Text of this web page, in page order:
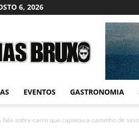
6, 2026
Bruxo
EVENTOS GASTRONOMIA
fala sobre carro que capotou a caminho de